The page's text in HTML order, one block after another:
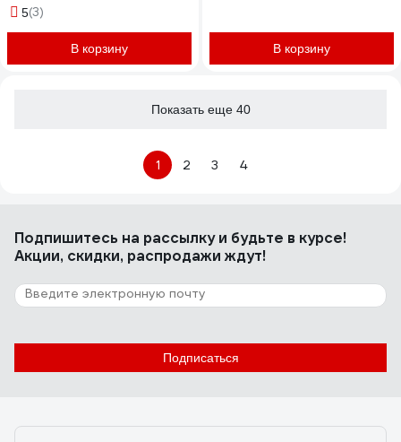
100087
5(3)
В корзину В корзину
Показать еще 40
1 2 3 4
Подпишитесь на рассылкуи будьте в курсе!
Акции, скидки, распродажи ждут!
Подписаться